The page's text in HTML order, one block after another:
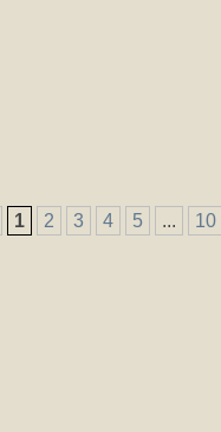
1 2 3 4 5 ... 10